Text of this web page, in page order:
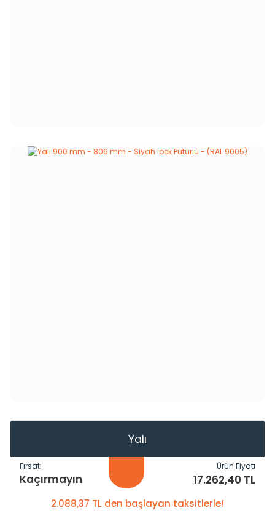
Yalı
Fırsatı
Kaçırmayın
Ürün Fiyatı
17.262,40 TL
2.088,37 TL den başlayan taksitlerle!